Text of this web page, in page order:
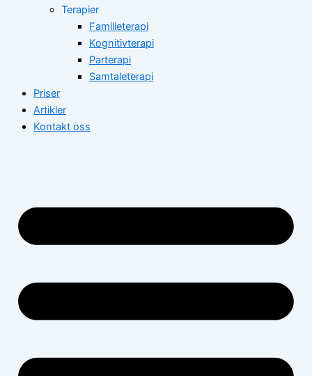
Terapier
Familieterapi
Kognitivterapi
Parterapi
Samtaleterapi
Priser
Artikler
Kontakt oss